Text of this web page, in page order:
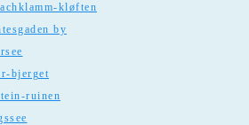
kløften
by
bjerget
ruinen